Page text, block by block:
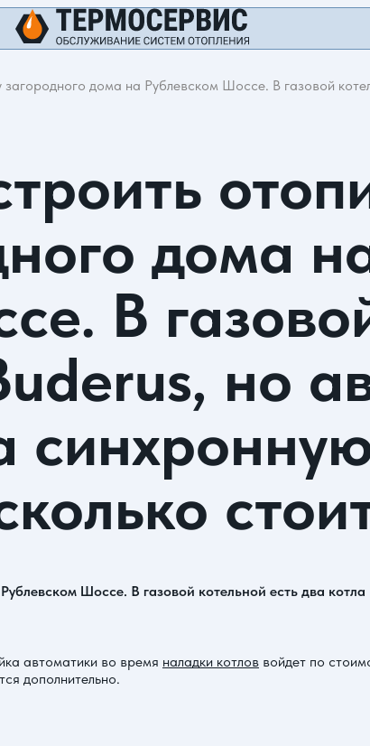
дома на Рублевском Шоссе. В газовой
дома
В
но
Шоссе. В газовой котельной есть два
автоматики во время наладки котлов войдет по
дополнительно.